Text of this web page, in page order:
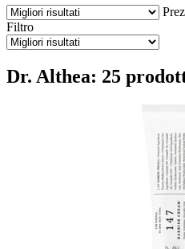
Filtro
Dr. Althea: 25